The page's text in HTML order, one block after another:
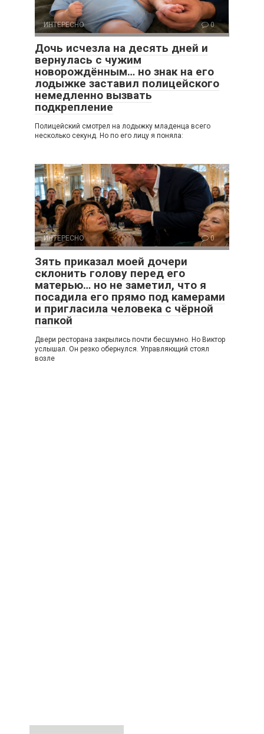
ИНТЕРЕСНО 0
Дочь исчезла на десять дней и
вернулась с чужим
новорождённым… но знак на его
лодыжке заставил полицейского
немедленно вызвать
подкрепление
Полицейский смотрел на лодыжку младенца всего
несколько секунд. Но по его лицу я поняла:
ИНТЕРЕСНО 0
Зять приказал моей дочери
склонить голову перед его
матерью… но не заметил, что я
посадила его прямо под камерами
и пригласила человека с чёрной
папкой
Двери ресторана закрылись почти бесшумно. Но Виктор
услышал. Он резко обернулся. Управляющий стоял
возле